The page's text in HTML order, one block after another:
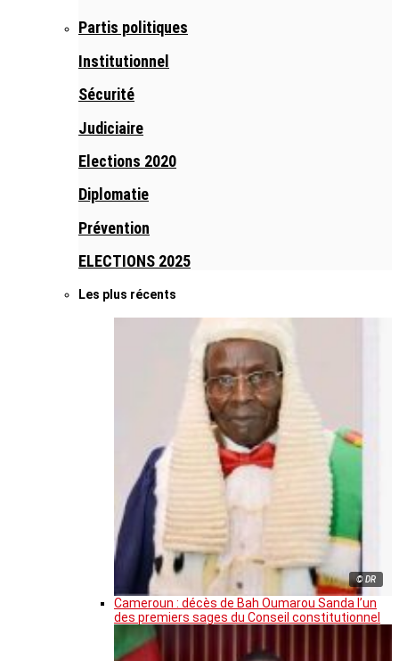
Partis politiques
Institutionnel
Sécurité
Judiciaire
Elections 2020
Diplomatie
Prévention
ELECTIONS 2025
Les plus récents
© DR
Cameroun : décès de Bah Oumarou Sanda l’un
des premiers sages du Conseil constitutionnel